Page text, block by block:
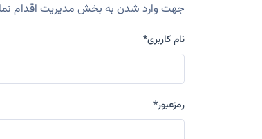
جهت وارد شدن به بخش مدیریت اقدام
نام کاربری*
رمزعبور*